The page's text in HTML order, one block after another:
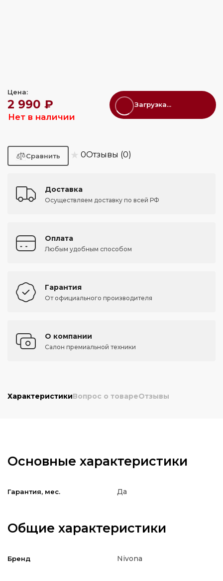
Цена:
2 990 ₽
Нет в наличии
Загрузка...
★ 0Отзывы (0)
Доставка
Осуществляем доставку по всей РФ
Оплата
Любым удобным способом
Гарантия
От официального производителя
О компании
Салон премиальной техники
ХарактеристикиВопрос о товареОтзывы
Основные характеристики
Гарантия, мес. Да
Общие характеристики
Бренд Nivona